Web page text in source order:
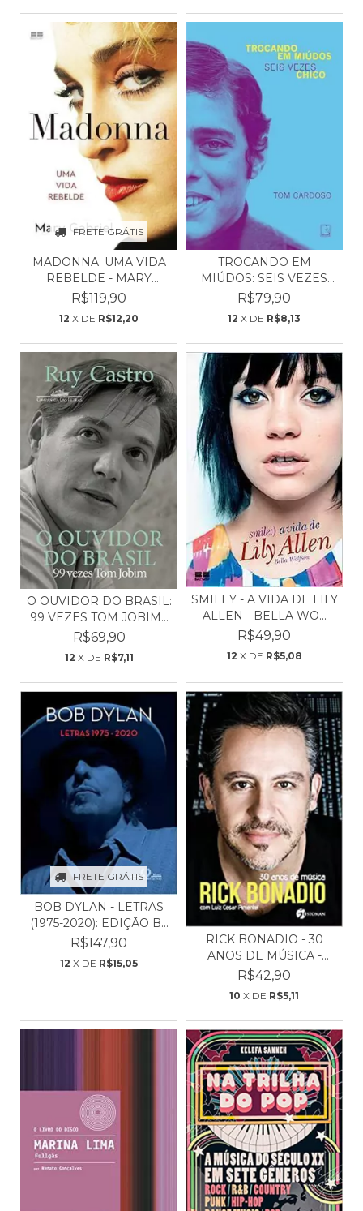
FRETE GRÁTIS
MADONNA: UMA VIDA
REBELDE - MARY
GABRIEL
R$119,90
12 X DE R$12,20
TROCANDO EM
MIÚDOS: SEIS VEZES
CHICO - T...
R$79,90
12 X DE R$8,13
O OUVIDOR DO BRASIL:
99 VEZES TOM JOBIM...
R$69,90
12 X DE R$7,11
SMILEY - A VIDA DE LILY
ALLEN - BELLA WO...
R$49,90
12 X DE R$5,08
FRETE GRÁTIS
BOB DYLAN - LETRAS
(1975-2020): EDIÇÃO B...
R$147,90
12 X DE R$15,05
RICK BONADIO - 30
ANOS DE MÚSICA -
LUIZ...
R$42,90
10 X DE R$5,11